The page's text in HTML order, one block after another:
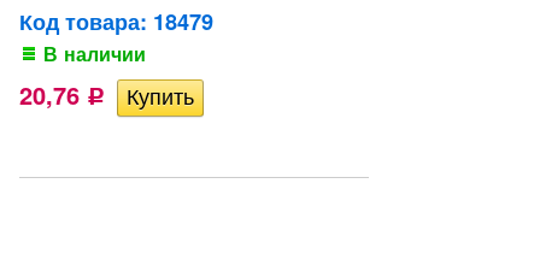
Код товара: 18479
В наличии
20,76 Р